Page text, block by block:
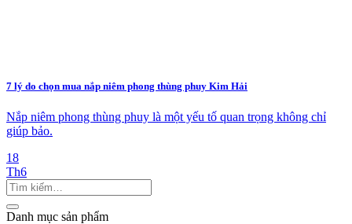
7 lý do chọn mua nắp niêm phong thùng phuy Kim Hải
Nắp niêm phong thùng phuy là một yếu tố quan trọng không chỉ
giúp bảo.
18
Th6
Danh mục sản phẩm